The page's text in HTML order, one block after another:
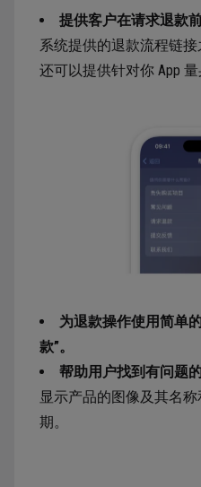
提供客户在请求退款
系统提供的退款流程链
还可以提供针对你 App 量
为退款操作使用简单
款”。
帮助用户找到有问题
显示产品的图像及其名
期。